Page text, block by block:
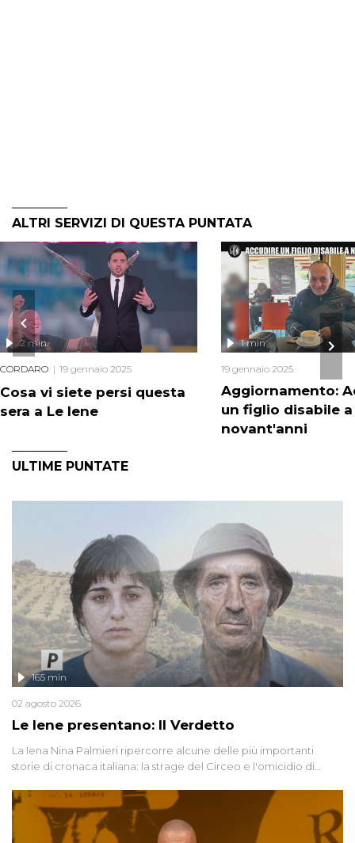
ALTRI SERVIZI DI QUESTA PUNTATA
Cosa vi siete persi questa
sera a Le Iene
2 min
CORDARO 19 gennaio 2025
Aggiornamento:
un figlio disabile a
novant'anni
1 min
19 gennaio 2025
ULTIME PUNTATE
Le Iene presentano: Il Verdetto
165 min
02 agosto 2026
La Iena Nina Palmieri ripercorre alcune delle più importanti
storie di cronaca italiana: la strage del Circeo e l'omicidio di